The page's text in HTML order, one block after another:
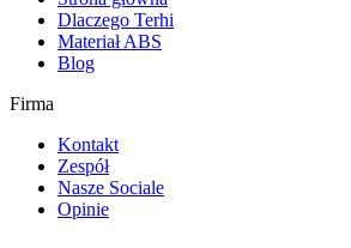
Dlaczego Terhi
Materiał ABS
Blog
Firma
Kontakt
Zespół
Nasze Sociale
Opinie